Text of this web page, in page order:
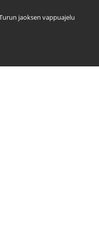
jaoksen vappuajelu